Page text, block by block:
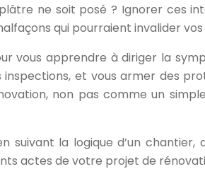
ne soit posé ? Ignorer ces
qui pourraient invalider
vous apprendre à diriger la
et vous armer des
non pas comme un
la logique d’un
actes de votre projet de